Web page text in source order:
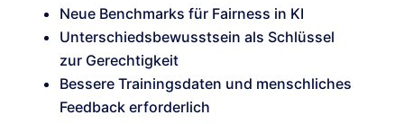
Neue Benchmarks für Fairness in KI
Unterschiedsbewusstsein als Schlüssel
zur Gerechtigkeit
Bessere Trainingsdaten und menschliches
Feedback erforderlich